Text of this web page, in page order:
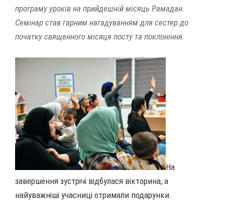
програму уроків на прийдешній місяць Рамадан.
Семінар став гарним нагадуванням для сестер до
початку священного місяця посту та поклоніння.
На
завершення зустрічі відбулася вікторина, а
найуважніші учасниці отримали подарунки.